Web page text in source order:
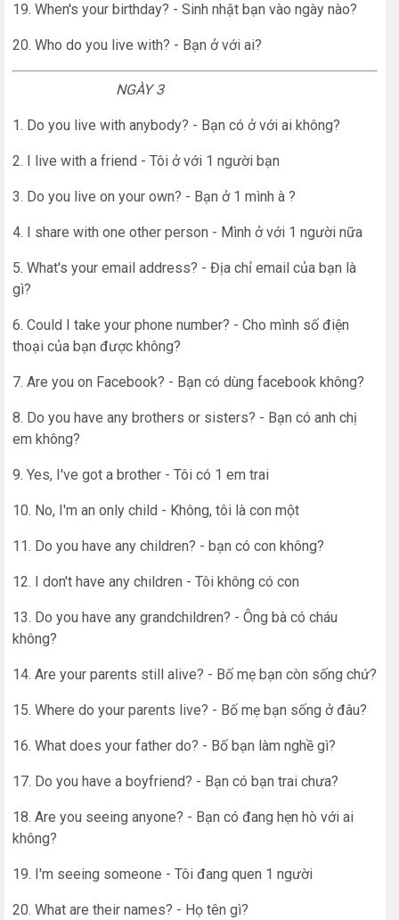
19. When's your birthday? - Sinh nhật bạn vào ngày nào?
20. Who do you live with? - Bạn ở với ai?
NGÀY 3
1. Do you live with anybody? - Bạn có ở với ai không?
2. I live with a friend - Tôi ở với 1 người bạn
3. Do you live on your own? - Bạn ở 1 mình à ?
4. I share with one other person - Mình ở với 1 người nữa
5. What's your email address? - Địa chỉ email của bạn là
gì?
6. Could I take your phone number? - Cho mình số điện
thoại của bạn được không?
7. Are you on Facebook? - Bạn có dùng facebook không?
8. Do you have any brothers or sisters? - Bạn có anh chị
em không?
9. Yes, I've got a brother - Tôi có 1 em trai
10. No, I'm an only child - Không, tôi là con một
11. Do you have any children? - bạn có con không?
12. I don't have any children - Tôi không có con
13. Do you have any grandchildren? - Ông bà có cháu
không?
14. Are your parents still alive? - Bố mẹ bạn còn sống chứ?
15. Where do your parents live? - Bố mẹ bạn sống ở đâu?
16. What does your father do? - Bố bạn làm nghề gì?
17. Do you have a boyfriend? - Bạn có bạn trai chưa?
18. Are you seeing anyone? - Bạn có đang hẹn hò với ai
không?
19. I'm seeing someone - Tôi đang quen 1 người
20. What are their names? - Họ tên gì?